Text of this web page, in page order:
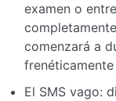
examen o
comenzará a
El SMS vago: